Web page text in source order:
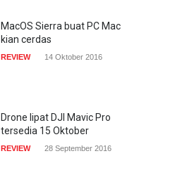
MacOS Sierra buat PC Mac
kian cerdas
REVIEW 14 Oktober 2016
Drone lipat DJI Mavic Pro
tersedia 15 Oktober
REVIEW 28 September 2016